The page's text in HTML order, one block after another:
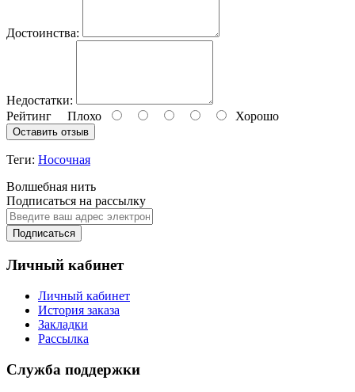
Достоинства:
Недостатки:
Рейтинг Плохо Хорошо
Оставить отзыв
Теги: Носочная
Волшебная нить
Подписаться на рассылку
Подписаться
Личный кабинет
Личный кабинет
История заказа
Закладки
Рассылка
Служба поддержки